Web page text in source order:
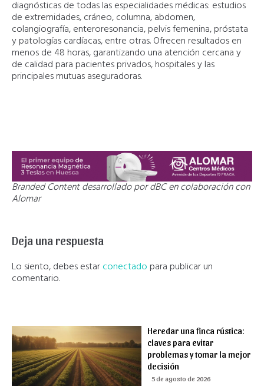
diagnósticas de todas las especialidades médicas: estudios
de extremidades, cráneo, columna, abdomen,
colangiografía, enteroresonancia, pelvis femenina, próstata
y patologías cardíacas, entre otras. Ofrecen resultados en
menos de 48 horas, garantizando una atención cercana y
de calidad para pacientes privados, hospitales y las
principales mutuas aseguradoras.
Branded Content desarrollado por dBC en colaboración con
Alomar
Deja una respuesta
Lo siento, debes estarconectado para publicar un
comentario.
Heredar una finca rústica:
claves para evitar
problemas y tomar la mejor
decisión
5 de agosto de 2026